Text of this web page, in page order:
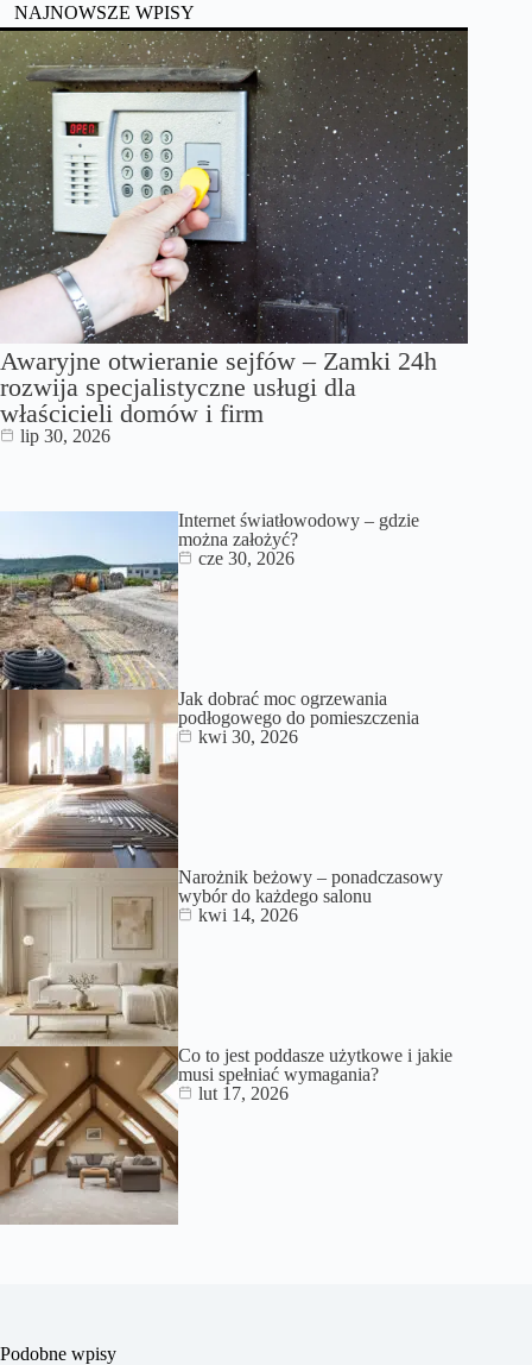
NAJNOWSZE WPISY
Awaryjne otwieranie sejfów – Zamki 24h
rozwija specjalistyczne usługi dla
właścicieli domów i firm
lip 30, 2026
Internet światłowodowy – gdzie
można założyć?
cze 30, 2026
Jak dobrać moc ogrzewania
podłogowego do pomieszczenia
kwi 30, 2026
Narożnik beżowy – ponadczasowy
wybór do każdego salonu
kwi 14, 2026
Co to jest poddasze użytkowe i jakie
musi spełniać wymagania?
lut 17, 2026
Podobne wpisy